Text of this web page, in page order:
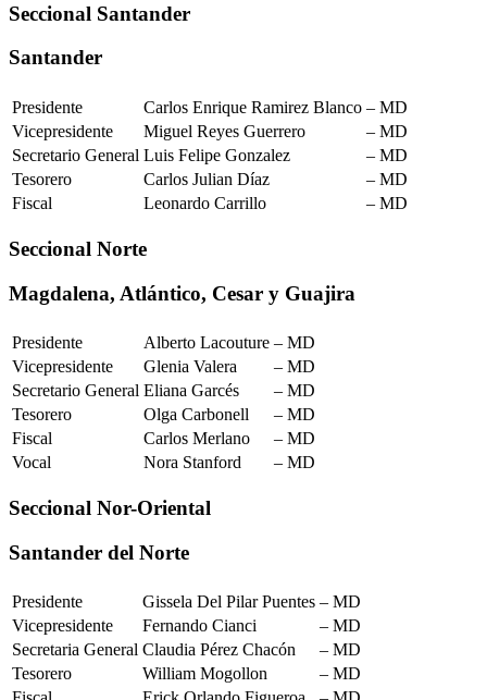
Seccional Santander
Santander
Presidente Carlos Enrique Ramirez Blanco – MD
Vicepresidente
Miguel Reyes Guerrero
– MD
Secretario General Luis Felipe Gonzalez
– MD
Tesorero
Carlos Julian Díaz
– MD
Fiscal
Leonardo Carrillo – MD
Seccional Norte
Magdalena, Atlántico, Cesar y Guajira
Presidente Alberto Lacouture – MD
Vicepresidente
Glenia Valera
– MD
Secretario General Eliana Garcés
– MD
Tesorero
Olga Carbonell
– MD
Fiscal
Carlos Merlano
– MD
Vocal
Nora Stanford – MD
Seccional Nor-Oriental
Santander del Norte
Presidente Gissela Del Pilar Puentes – MD
Vicepresidente
Fernando Cianci
– MD
Secretaria General Claudia Pérez Chacón
– MD
Tesorero
William Mogollon
– MD